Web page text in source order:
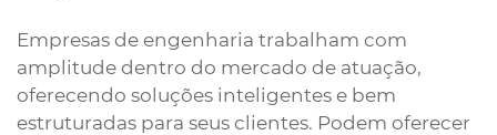
Empresas de engenharia trabalham com
amplitude dentro do mercado de atuação,
oferecendo soluções inteligentes e bem
estruturadas para seus clientes. Podem oferecer